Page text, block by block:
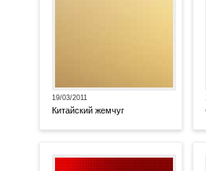
19/03/2011
Китайский жемчуг